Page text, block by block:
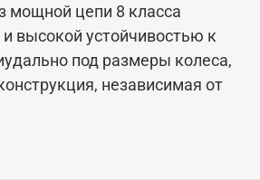
мощной цепи 8 класса
высокой устойчивостью к
под размеры колеса,
независимая от